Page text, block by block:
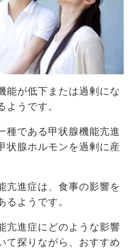
能が低下または過剰にな
ようです。
種である甲状腺機能亢進
状腺ホルモンを過剰に産
亢進症は、食事の影響を
るようです。
亢進症にどのような影響
て探りながら、おすすめ